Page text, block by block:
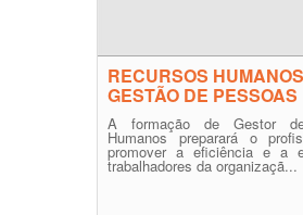
RECURSOS
GESTÃO DE PESSOAS
A formação de Gestor
Humanos preparará o
promover a eficiência e a
trabalhadores da organizaçã...